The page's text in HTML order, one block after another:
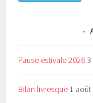
Pause estivale 2026
Bilan livresque 1